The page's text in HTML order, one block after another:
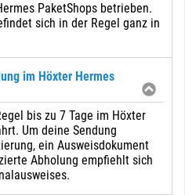
PaketShops betrieben.
sich in der Regel ganz in
im Höxter Hermes
bis zu 7 Tage im Höxter
Um deine Sendung
ein Ausweisdokument
Abholung empfiehlt sich